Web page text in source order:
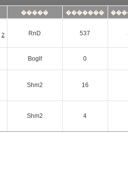
����� �������
2
RnD 537
Boglf 0
Shm2 16
Shm2 4